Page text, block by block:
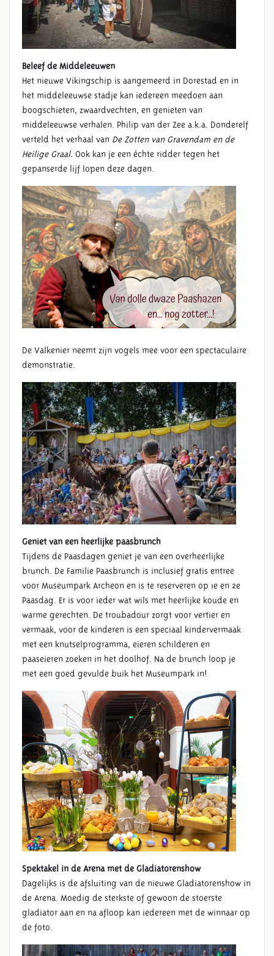
Beleef de Middeleeuwen
Het nieuwe Vikingschip is aangemeerd in Dorestad en in
het middeleeuwse stadje kan iedereen meedoen aan
boogschieten, zwaardvechten, en genieten van
middeleeuwse verhalen. Philip van der Zee a.k.a. Donderelf
verteld het verhaal van De Zotten van Gravendam en de
Heilige Graal. Ook kan je een échte ridder tegen het
gepanserde lijf lopen deze dagen.
De Valkenier neemt zijn vogels mee voor een spectaculaire
demonstratie.
Geniet van een heerlijke paasbrunch
Tijdens de Paasdagen geniet je van een overheerlijke
brunch. De Familie Paasbrunch is inclusief gratis entree
voor Museumpark Archeon en is te reserveren op 1e en 2e
Paasdag. Er is voor ieder wat wils met heerlijke koude en
warme gerechten. De troubadour zorgt voor vertier en
vermaak, voor de kinderen is een speciaal kindervermaak
met een knutselprogramma, eieren schilderen en
paaseieren zoeken in het doolhof. Na de brunch loop je
met een goed gevulde buik het Museumpark in!
Spektakel in de Arena met de Gladiatorenshow
Dagelijks is de afsluiting van de nieuwe Gladiatorenshow in
de Arena. Moedig de sterkste of gewoon de stoerste
gladiator aan en na afloop kan iedereen met de winnaar op
de foto.